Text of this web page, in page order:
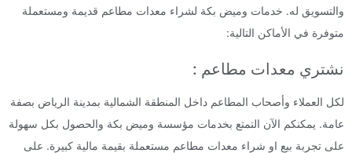
والتسويق له. خدمات وميض بكة لشراء معدات مطاعم قديمة ومستعملة
متوفرة في الأماكن التالية:
نشتري معدات مطاعم :
لكل العملاء وأصحاب المطاعم داخل المنطقة الشمالية بمدينة الرياض بصفة
عامة. يمكنكم الآن التمتع بخدمات مؤسسة وميض بكة والحصول بكل سهولة
على تجربة بيع او شراء معدات مطاعم مستعملة بقيمة مالية كبيرة. على